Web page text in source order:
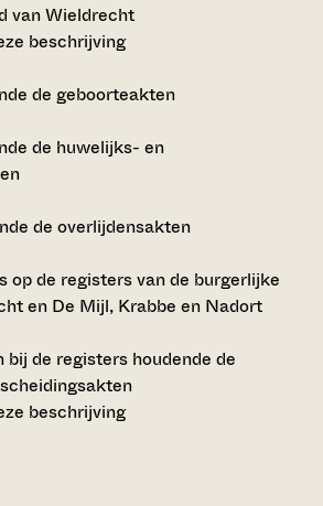
van Wieldrecht
beschrijving
de geboorteakten
de huwelijks- en
de overlijdensakten
op de registers van de burgerlijke
en De Mijl, Krabbe en Nadort
bij de registers houdende de
beschrijving